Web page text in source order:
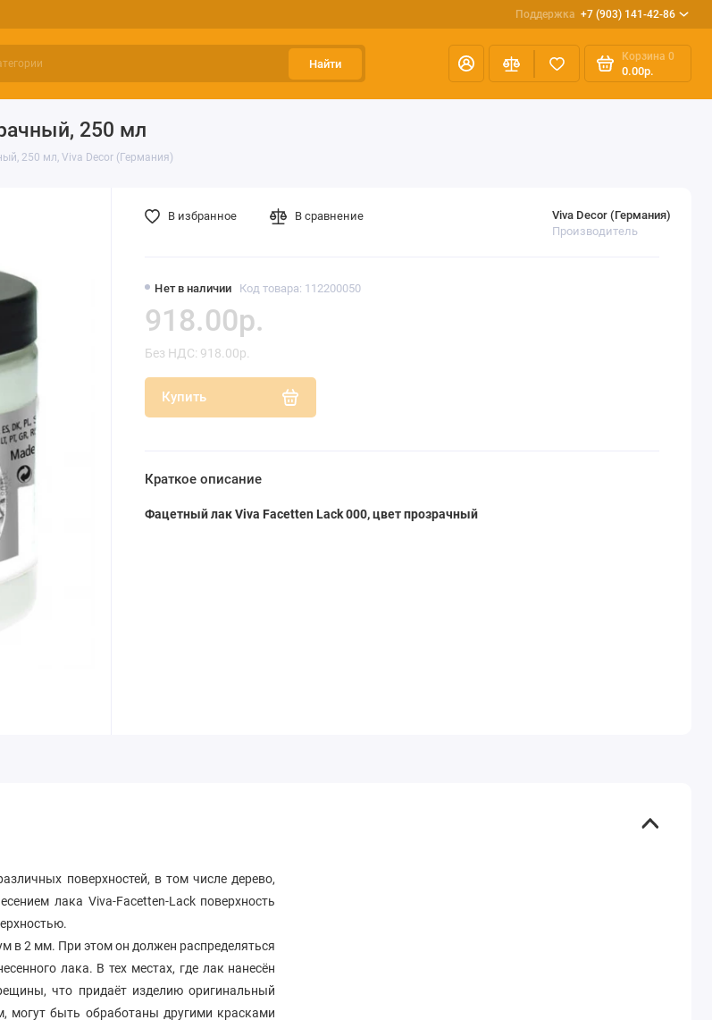
Поддержка +7 (903) 141-42-86
Найти
Корзина 0
0.00р.
250 мл
250 мл, Viva Decor (Германия)
Нет в наличии Код товара: 112200050
Viva Decor (Германия)
Производитель
918.00р.
Без НДС: 918.00р.
Купить
В избранное В сравнение
Краткое описание
Фацетный лак Viva Facetten Lack 000, цвет прозрачный
поверхностей, в том числе дерево,
лака Viva-Facetten-Lack поверхность
в 2 мм. При этом он должен распределяться
лака. В тех местах, где лак нанесён
что придаёт изделию оригинальный
могут быть обработаны другими красками